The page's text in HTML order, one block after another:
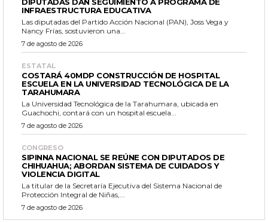
INFRAESTRUCTURA EDUCATIVA
Las diputadas del Partido Acción Nacional (PAN), Joss Vega y
Nancy Frías, sostuvieron una...
7 de agosto de 2026
ESTATAL
COSTARÁ 40MDP CONSTRUCCIÓN DE HOSPITAL
ESCUELA EN LA UNIVERSIDAD TECNOLÓGICA DE LA
TARAHUMARA
La Universidad Tecnológica de la Tarahumara, ubicada en
Guachochi, contará con un hospital escuela...
7 de agosto de 2026
CONGRESO
SIPINNA NACIONAL SE REÚNE CON DIPUTADOS DE
CHIHUAHUA; ABORDAN SISTEMA DE CUIDADOS Y
VIOLENCIA DIGITAL
La titular de la Secretaría Ejecutiva del Sistema Nacional de
Protección Integral de Niñas,...
7 de agosto de 2026